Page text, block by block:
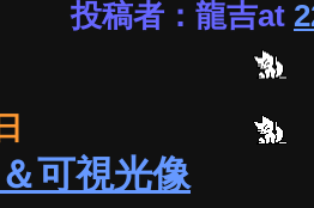
投稿者：龍吉at
可視光像